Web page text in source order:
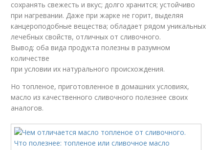
сохранять свежесть и вкус; долго хранится; устойчиво
при нагревании. Даже при жарке не горит, выделяя
канцероподобные вещества; обладает рядом уникальных
лечебных свойств, отличных от сливочного.
Вывод: оба вида продукта полезны в разумном
количестве
при условии их натурального происхождения.
Но топленое, приготовленное в домашних условиях,
масло из качественного сливочного полезнее своих
аналогов.